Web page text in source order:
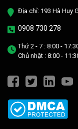
Địa chỉ: 193 Hà Huy
0908 730 278
Thứ 2 - 7 : 8:00 -
Chủ nhật : 8:00 -